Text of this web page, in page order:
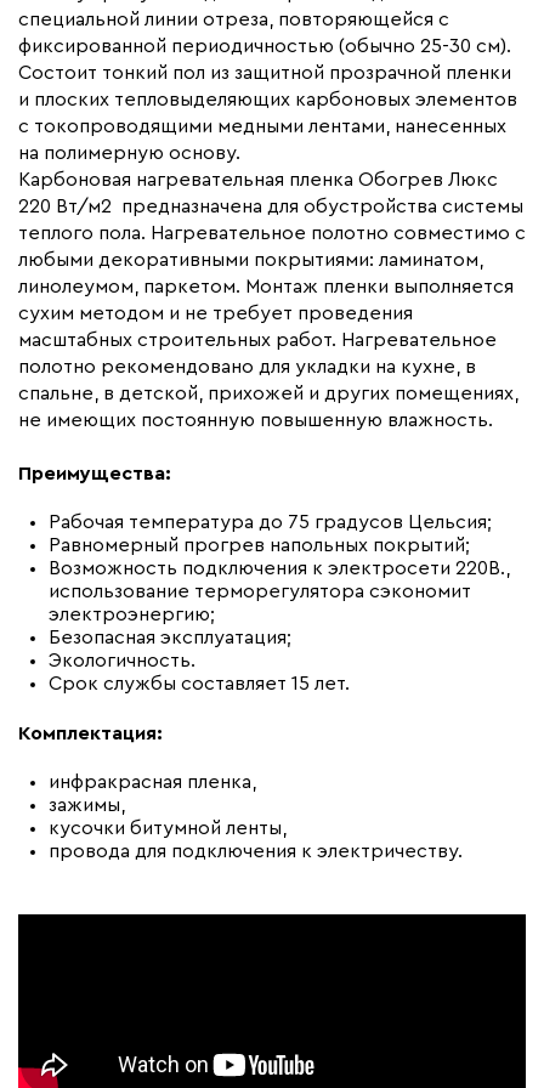
Макс. рабочая температура (C)
Макс. ток нагрузки (А) 20.0
Ширина (мм) 800
Толщина (мм)
Длина установочного провода, м 2x20
Страна производства
Гарантия (год)
Срок службы(год) 15
Вес (кг)
Коллекция
Комплекты Обогрев Люкс
80PL
специальной линии отреза, повторяющейся с
фиксированной периодичностью (обычно 25-30 см).
Состоит тонкий пол из защитной прозрачной пленки
и плоских тепловыделяющих карбоновых элементов
с токопроводящими медными лентами, нанесенных
на полимерную основу.
Карбоновая нагревательная пленка Обогрев Люкс
220 Вт/м2 предназначена для обустройства системы
теплого пола. Нагревательное полотно совместимо с
любыми декоративными покрытиями: ламинатом,
линолеумом, паркетом. Монтаж пленки выполняется
сухим методом и не требует проведения
масштабных строительных работ. Нагревательное
полотно рекомендовано для укладки на кухне, в
спальне, в детской, прихожей и других помещениях,
не имеющих постоянную повышенную влажность.
Преимущества:
Рабочая температура до 75 градусов Цельсия;
Равномерный прогрев напольных покрытий;
Возможность подключения к электросети 220В.,
использование терморегулятора сэкономит
электроэнергию;
Безопасная эксплуатация;
Экологичность.
Срок службы составляет 15 лет.
Комплектация:
инфракрасная пленка,
зажимы,
кусочки битумной ленты,
провода для подключения к электричеству.